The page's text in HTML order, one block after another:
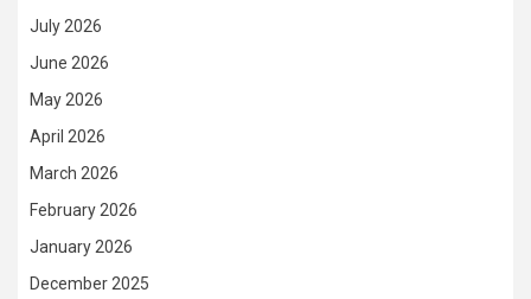
July 2026
June 2026
May 2026
April 2026
March 2026
February 2026
January 2026
December 2025